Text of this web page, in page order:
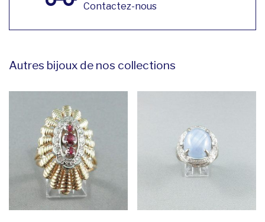
Contactez-nous
Autres bijoux de nos collections